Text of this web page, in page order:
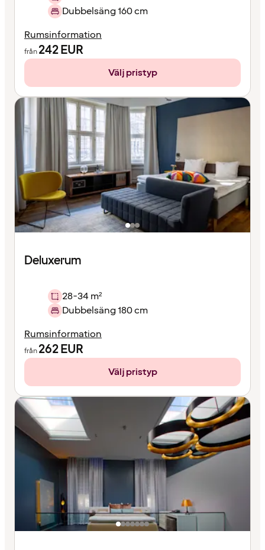
Dubbelsäng 160 cm
Rumsinformation
från242EUR
Välj pristyp
Deluxerum
28-34 m²
Dubbelsäng 180 cm
Rumsinformation
från262EUR
Välj pristyp